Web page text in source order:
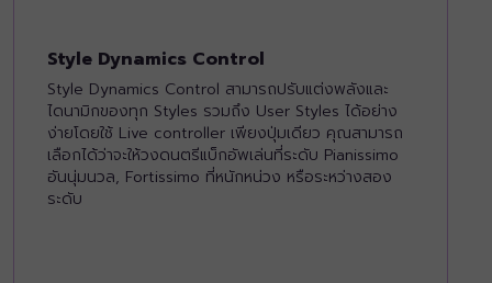
Style Dynamics Control
Style Dynamics Control สามารถปรับแต่งพลังและ
ไดนามิกของทุก Styles รวมถึง User Styles ได้อย่าง
ง่ายโดยใช้ Live controller เพียงปุ่มเดียว คุณสามารถ
เลือกได้ว่าจะให้วงดนตรีแบ็กอัพเล่นที่ระดับ Pianissimo
อันนุ่มนวล, Fortissimo ที่หนักหน่วง หรือระหว่างสอง
ระดับ